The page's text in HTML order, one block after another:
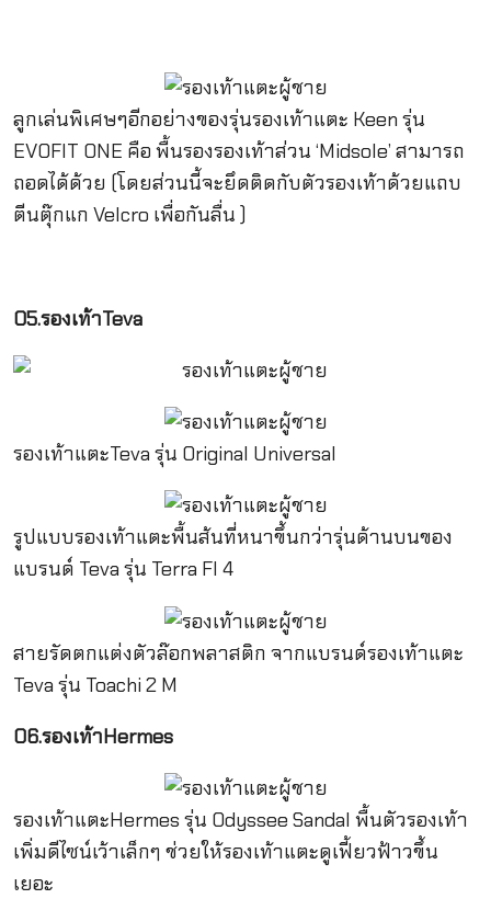
ลูกเล่นพิเศษๆอีกอย่างของรุ่นรองเท้าแตะ Keen รุ่น
EVOFIT ONE คือ พื้นรองรองเท้าส่วน ‘Midsole’ สามารถ
ถอดได้ด้วย (โดยส่วนนี้จะยึดติดกับตัวรองเท้าด้วยแถบ
ตีนตุ๊กแก Velcro เพื่อกันลื่น )
05.รองเท้าTeva
รองเท้าแตะTeva รุ่น Original Universal
รูปแบบรองเท้าแตะพื้นส้นที่หนาขึ้นกว่ารุ่นด้านบนของ
แบรนด์ Teva รุ่น Terra FI 4
สายรัดตกแต่งตัวล๊อกพลาสติก จากแบรนด์รองเท้าแตะ
Teva รุ่น Toachi 2 M
06.รองเท้าHermes
รองเท้าแตะHermes รุ่น Odyssee Sandal พื้นตัวรองเท้า
เพิ่มดีไซน์เว้าเล็กๆ ช่วยให้รองเท้าแตะดูเฟี้ยวฟ้าวขึ้น
เยอะ